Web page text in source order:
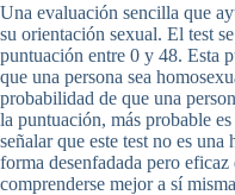
Una evaluación sencilla que
su orientación sexual. El test
puntuación entre 0 y 48. Esta
que una persona sea
probabilidad de que una
la puntuación, más probable
señalar que este test no es
forma desenfadada pero eficaz
comprenderse mejor a sí